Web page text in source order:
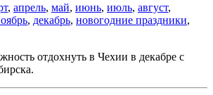
, апрель, май, июнь, июль, август,
, декабрь, новогодние праздники,
отдохнуть в Чехии в декабре с